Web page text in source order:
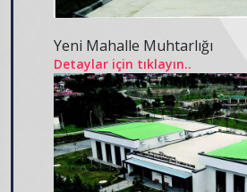
Yeni Mahalle Muhtarlığı
Detaylar için tıklayın..